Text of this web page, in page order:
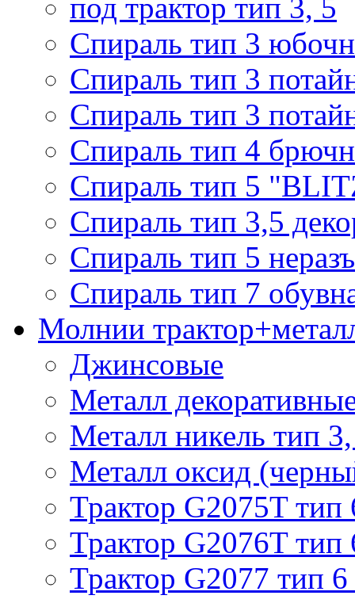
под трактор тип 3, 5
Спираль тип 3
Спираль тип 3
Спираль тип 3
Спираль тип 4
Спираль тип 5
Спираль тип 3,5
Спираль тип 5
Спираль тип 7
Молнии
Джинсовые
Металл
Металл никель тип
Металл оксид
Трактор G2075T тип
Трактор G2076T тип
Трактор G2077 тип 6